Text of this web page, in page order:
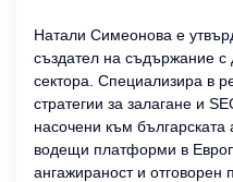
Натали Симеонова е
създател на съдържание с
сектора. Специализира в
стратегии за залагане и
насочени към
водещи платформи в
ангажираност и отговорен